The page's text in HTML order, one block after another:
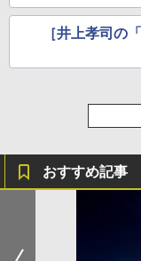
［井上孝司の
おすすめ記事